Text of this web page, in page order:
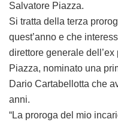
Salvatore Piazza.
Si tratta della terza
quest’anno e che
direttore generale
Piazza, nominato una
Dario Cartabellotta che
anni.
“La proroga del mio